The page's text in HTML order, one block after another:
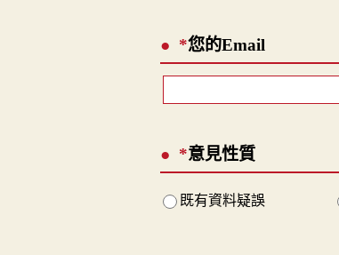
*您的Email
*意見性質
既有資料疑誤